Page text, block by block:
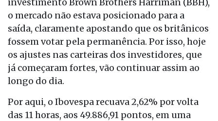
o mercado não estava posicionado para a
saída, claramente apostando que os britânicos
fossem votar pela permanência. Por isso, hoje
os ajustes nas carteiras dos investidores, que
já começaram fortes, vão continuar assim ao
longo do dia.
Por aqui, o Ibovespa recuava 2,62% por volta
das 11 horas, aos 49.886,91 pontos, em uma